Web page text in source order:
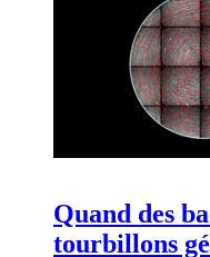
Quand des
tourbillons